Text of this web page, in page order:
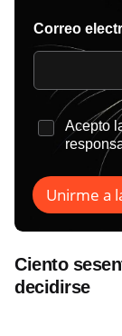
Correo
* Acepto
Unirme a
Ciento
decidirse